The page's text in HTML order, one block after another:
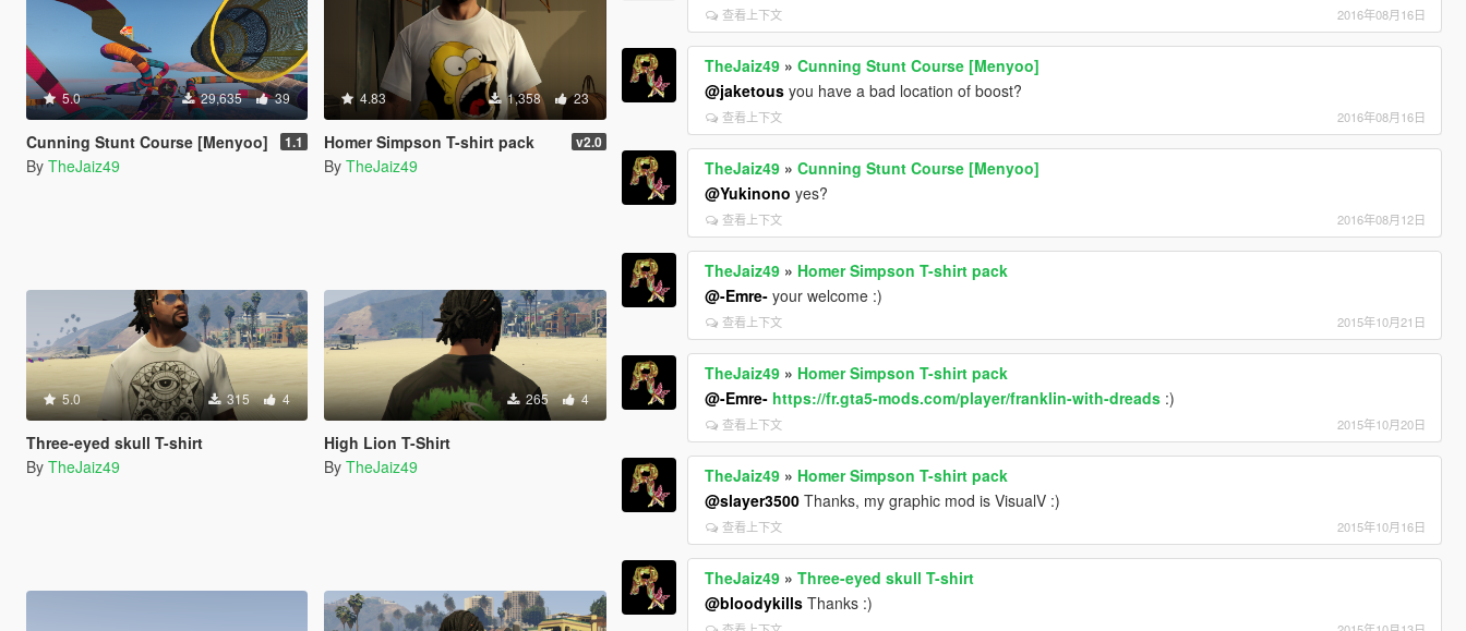
5.0 29,635 39
Cunning Stunt Course [Menyoo] 1.1
By TheJaiz49
4.83 1,358 23
Homer Simpson T-shirt pack v2.0
By TheJaiz49
5.0 315 4
Three-eyed skull T-shirt
By TheJaiz49
265 4
High Lion T-Shirt
By TheJaiz49
查看上下文 2016年08月16日
TheJaiz49 »Cunning Stunt Course [Menyoo]
@jaketous you have a bad location of boost?
查看上下文 2016年08月16日
TheJaiz49 »Cunning Stunt Course [Menyoo]
@Yukinono yes?
查看上下文 2016年08月12日
TheJaiz49 » Homer Simpson T-shirt pack
@-Emre- your welcome :)
查看上下文 2015年10月21日
TheJaiz49 » Homer Simpson T-shirt pack
@-Emre- https://fr.gta5-mods.com/player/franklin-with-dreads :)
查看上下文 2015年10月20日
TheJaiz49 » Homer Simpson T-shirt pack
@slayer3500 Thanks, my graphic mod is VisualV :)
查看上下文 2015年10月16日
TheJaiz49 »Three-eyed skull T-shirt
@bloodykills Thanks :)